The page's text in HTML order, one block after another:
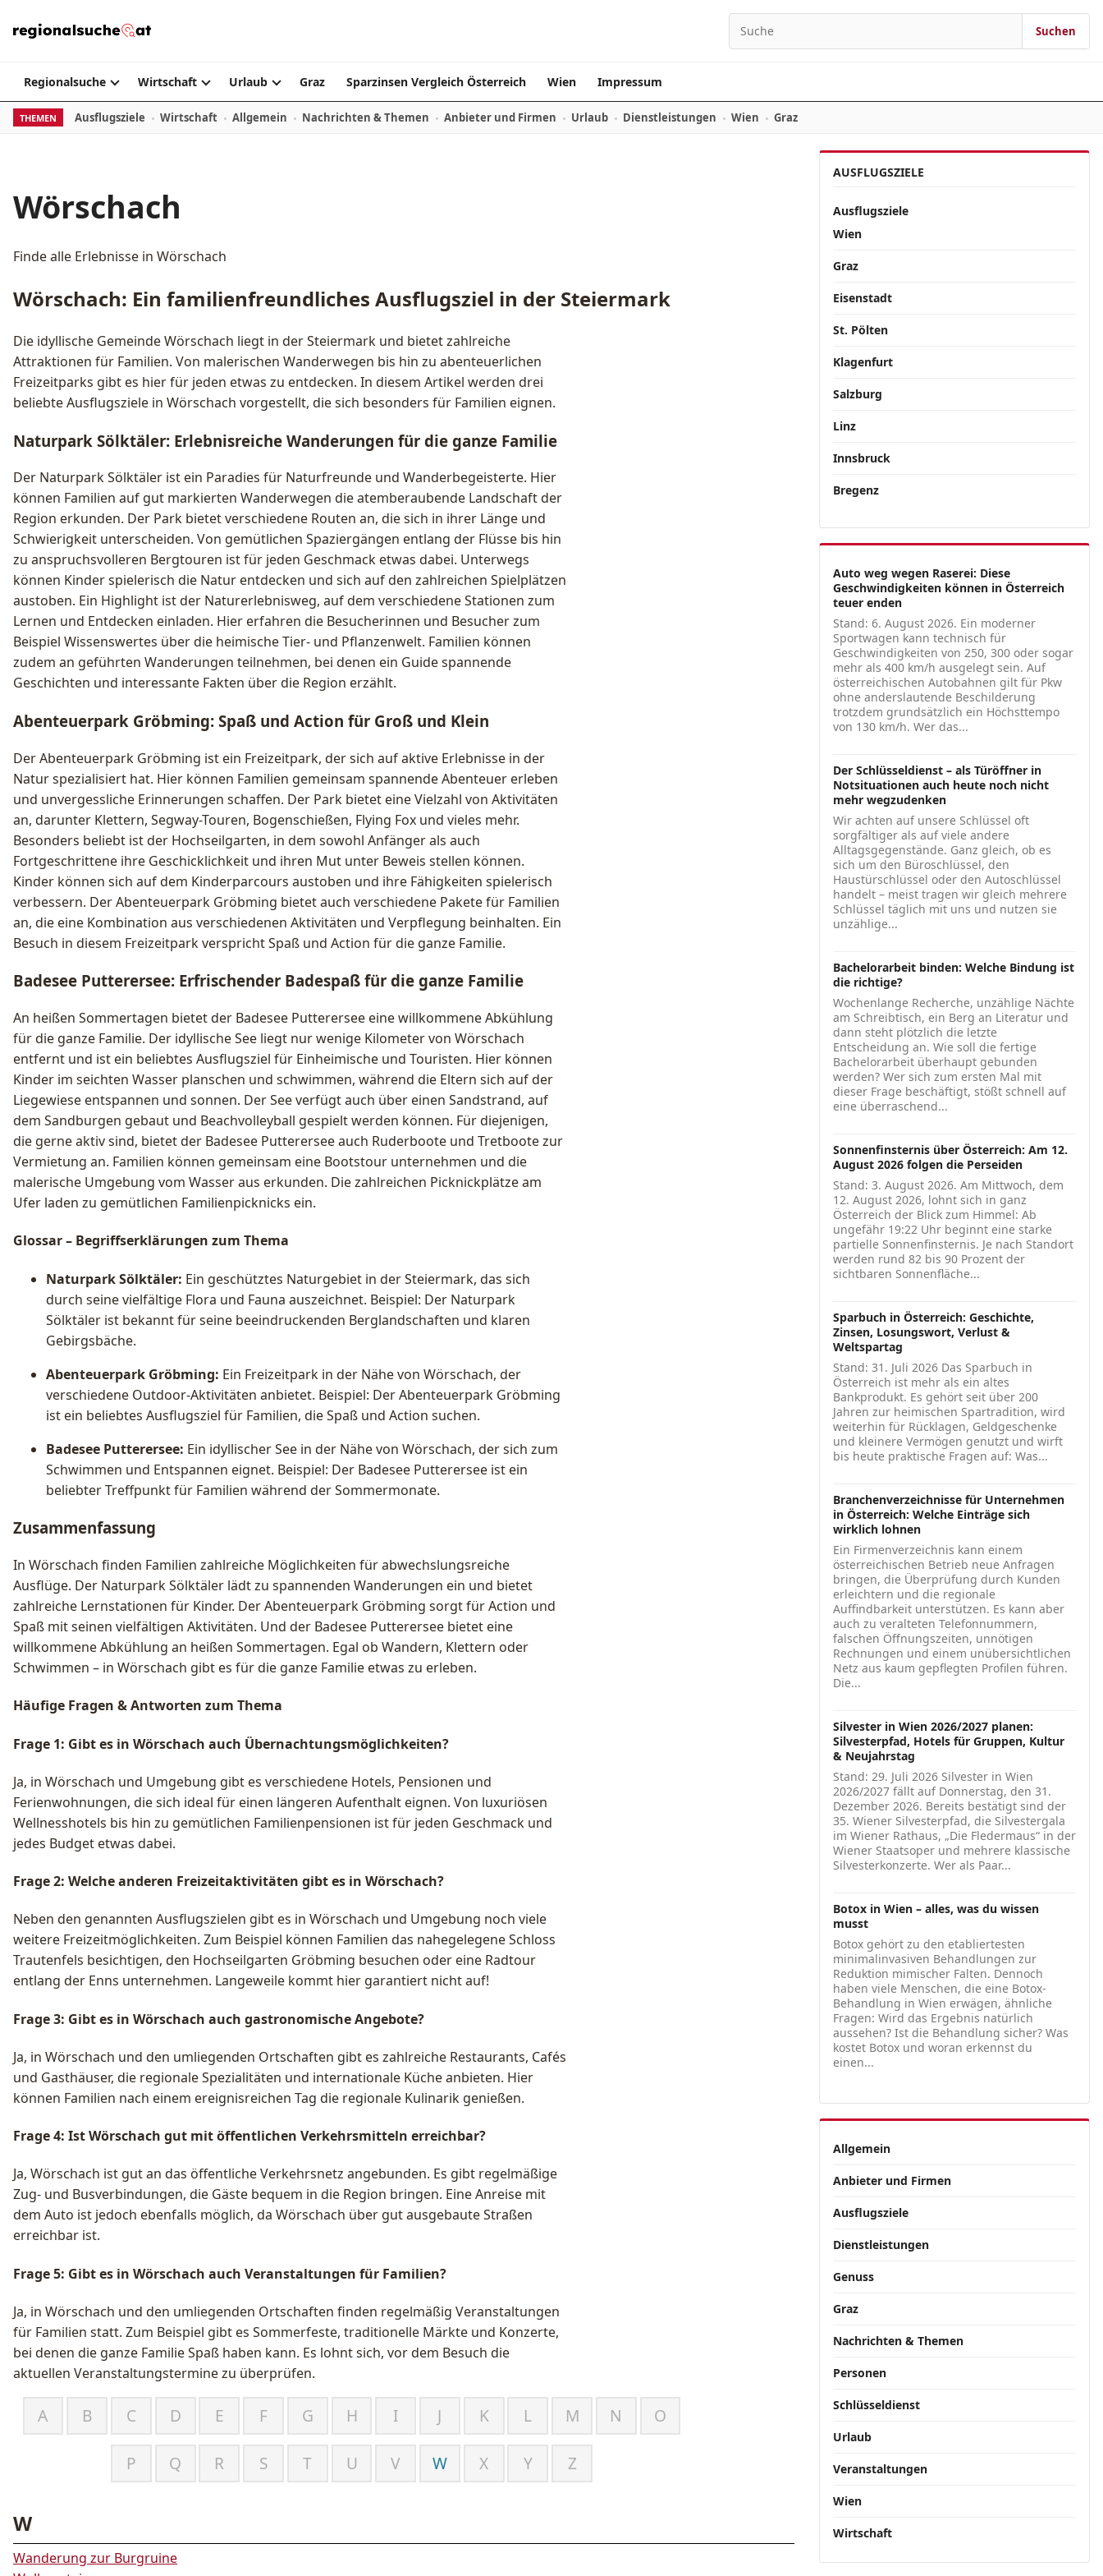
Suchen nach:
Suchen
Regionalsuche Wirtschaft Urlaub Graz Sparzinsen Vergleich Österreich Wien Impressum
THEMEN Ausflugsziele Wirtschaft Allgemein Nachrichten & Themen Anbieter und Firmen Urlaub Dienstleistungen Wien Graz
Wörschach
Finde alle Erlebnisse in Wörschach
Wörschach: Ein familienfreundliches Ausflugsziel in der Steiermark
Die idyllische Gemeinde Wörschach liegt in der Steiermark und bietet zahlreiche
Attraktionen für Familien. Von malerischen Wanderwegen bis hin zu abenteuerlichen
Freizeitparks gibt es hier für jeden etwas zu entdecken. In diesem Artikel werden drei
beliebte Ausflugsziele in Wörschach vorgestellt, die sich besonders für Familien eignen.
Naturpark Sölktäler: Erlebnisreiche Wanderungen für die ganze Familie
Der Naturpark Sölktäler ist ein Paradies für Naturfreunde und Wanderbegeisterte. Hier
können Familien auf gut markierten Wanderwegen die atemberaubende Landschaft der
Region erkunden. Der Park bietet verschiedene Routen an, die sich in ihrer Länge und
Schwierigkeit unterscheiden. Von gemütlichen Spaziergängen entlang der Flüsse bis hin
zu anspruchsvolleren Bergtouren ist für jeden Geschmack etwas dabei. Unterwegs
können Kinder spielerisch die Natur entdecken und sich auf den zahlreichen Spielplätzen
austoben. Ein Highlight ist der Naturerlebnisweg, auf dem verschiedene Stationen zum
Lernen und Entdecken einladen. Hier erfahren die Besucherinnen und Besucher zum
Beispiel Wissenswertes über die heimische Tier- und Pflanzenwelt. Familien können
zudem an geführten Wanderungen teilnehmen, bei denen ein Guide spannende
Geschichten und interessante Fakten über die Region erzählt.
Abenteuerpark Gröbming: Spaß und Action für Groß und Klein
Der Abenteuerpark Gröbming ist ein Freizeitpark, der sich auf aktive Erlebnisse in der
Natur spezialisiert hat. Hier können Familien gemeinsam spannende Abenteuer erleben
und unvergessliche Erinnerungen schaffen. Der Park bietet eine Vielzahl von Aktivitäten
an, darunter Klettern, Segway-Touren, Bogenschießen, Flying Fox und vieles mehr.
Besonders beliebt ist der Hochseilgarten, in dem sowohl Anfänger als auch
Fortgeschrittene ihre Geschicklichkeit und ihren Mut unter Beweis stellen können.
Kinder können sich auf dem Kinderparcours austoben und ihre Fähigkeiten spielerisch
verbessern. Der Abenteuerpark Gröbming bietet auch verschiedene Pakete für Familien
an, die eine Kombination aus verschiedenen Aktivitäten und Verpflegung beinhalten. Ein
Besuch in diesem Freizeitpark verspricht Spaß und Action für die ganze Familie.
Badesee Putterersee: Erfrischender Badespaß für die ganze Familie
An heißen Sommertagen bietet der Badesee Putterersee eine willkommene Abkühlung
für die ganze Familie. Der idyllische See liegt nur wenige Kilometer von Wörschach
entfernt und ist ein beliebtes Ausflugsziel für Einheimische und Touristen. Hier können
Kinder im seichten Wasser planschen und schwimmen, während die Eltern sich auf der
Liegewiese entspannen und sonnen. Der See verfügt auch über einen Sandstrand, auf
dem Sandburgen gebaut und Beachvolleyball gespielt werden können. Für diejenigen,
die gerne aktiv sind, bietet der Badesee Putterersee auch Ruderboote und Tretboote zur
Vermietung an. Familien können gemeinsam eine Bootstour unternehmen und die
malerische Umgebung vom Wasser aus erkunden. Die zahlreichen Picknickplätze am
Ufer laden zu gemütlichen Familienpicknicks ein.
Glossar – Begriffserklärungen zum Thema
Naturpark Sölktäler: Ein geschütztes Naturgebiet in der Steiermark, das sich
durch seine vielfältige Flora und Fauna auszeichnet. Beispiel: Der Naturpark
Sölktäler ist bekannt für seine beeindruckenden Berglandschaften und klaren
Gebirgsbäche.
Abenteuerpark Gröbming: Ein Freizeitpark in der Nähe von Wörschach, der
verschiedene Outdoor-Aktivitäten anbietet. Beispiel: Der Abenteuerpark Gröbming
ist ein beliebtes Ausflugsziel für Familien, die Spaß und Action suchen.
Badesee Putterersee: Ein idyllischer See in der Nähe von Wörschach, der sich zum
Schwimmen und Entspannen eignet. Beispiel: Der Badesee Putterersee ist ein
beliebter Treffpunkt für Familien während der Sommermonate.
Zusammenfassung
In Wörschach finden Familien zahlreiche Möglichkeiten für abwechslungsreiche
Ausflüge. Der Naturpark Sölktäler lädt zu spannenden Wanderungen ein und bietet
zahlreiche Lernstationen für Kinder. Der Abenteuerpark Gröbming sorgt für Action und
Spaß mit seinen vielfältigen Aktivitäten. Und der Badesee Putterersee bietet eine
willkommene Abkühlung an heißen Sommertagen. Egal ob Wandern, Klettern oder
Schwimmen – in Wörschach gibt es für die ganze Familie etwas zu erleben.
Häufige Fragen & Antworten zum Thema
Frage 1: Gibt es in Wörschach auch Übernachtungsmöglichkeiten?
Ja, in Wörschach und Umgebung gibt es verschiedene Hotels, Pensionen und
Ferienwohnungen, die sich ideal für einen längeren Aufenthalt eignen. Von luxuriösen
Wellnesshotels bis hin zu gemütlichen Familienpensionen ist für jeden Geschmack und
jedes Budget etwas dabei.
Frage 2: Welche anderen Freizeitaktivitäten gibt es in Wörschach?
Neben den genannten Ausflugszielen gibt es in Wörschach und Umgebung noch viele
weitere Freizeitmöglichkeiten. Zum Beispiel können Familien das nahegelegene Schloss
Trautenfels besichtigen, den Hochseilgarten Gröbming besuchen oder eine Radtour
entlang der Enns unternehmen. Langeweile kommt hier garantiert nicht auf!
Frage 3: Gibt es in Wörschach auch gastronomische Angebote?
Ja, in Wörschach und den umliegenden Ortschaften gibt es zahlreiche Restaurants, Cafés
und Gasthäuser, die regionale Spezialitäten und internationale Küche anbieten. Hier
können Familien nach einem ereignisreichen Tag die regionale Kulinarik genießen.
Frage 4: Ist Wörschach gut mit öffentlichen Verkehrsmitteln erreichbar?
Ja, Wörschach ist gut an das öffentliche Verkehrsnetz angebunden. Es gibt regelmäßige
Zug- und Busverbindungen, die Gäste bequem in die Region bringen. Eine Anreise mit
dem Auto ist jedoch ebenfalls möglich, da Wörschach über gut ausgebaute Straßen
erreichbar ist.
Frage 5: Gibt es in Wörschach auch Veranstaltungen für Familien?
Ja, in Wörschach und den umliegenden Ortschaften finden regelmäßig Veranstaltungen
für Familien statt. Zum Beispiel gibt es Sommerfeste, traditionelle Märkte und Konzerte,
bei denen die ganze Familie Spaß haben kann. Es lohnt sich, vor dem Besuch die
aktuellen Veranstaltungstermine zu überprüfen.
A B C D E F G H I J K L M N O
P Q R S T U V W X Y Z
W
Wanderung zur Burgruine
AUSFLUGSZIELE
Ausflugsziele
Wien
Graz
Eisenstadt
St. Pölten
Klagenfurt
Salzburg
Linz
Innsbruck
Bregenz
Auto weg wegen Raserei: Diese
Geschwindigkeiten können in Österreich
teuer enden
Stand: 6. August 2026. Ein moderner
Sportwagen kann technisch für
Geschwindigkeiten von 250, 300 oder sogar
mehr als 400 km/h ausgelegt sein. Auf
österreichischen Autobahnen gilt für Pkw
ohne anderslautende Beschilderung
trotzdem grundsätzlich ein Höchsttempo
von 130 km/h. Wer das...
Der Schlüsseldienst – als Türöffner in
Notsituationen auch heute noch nicht
mehr wegzudenken
Wir achten auf unsere Schlüssel oft
sorgfältiger als auf viele andere
Alltagsgegenstände. Ganz gleich, ob es
sich um den Büroschlüssel, den
Haustürschlüssel oder den Autoschlüssel
handelt – meist tragen wir gleich mehrere
Schlüssel täglich mit uns und nutzen sie
unzählige...
Bachelorarbeit binden: Welche Bindung ist
die richtige?
Wochenlange Recherche, unzählige Nächte
am Schreibtisch, ein Berg an Literatur und
dann steht plötzlich die letzte
Entscheidung an. Wie soll die fertige
Bachelorarbeit überhaupt gebunden
werden? Wer sich zum ersten Mal mit
dieser Frage beschäftigt, stößt schnell auf
eine überraschend...
Sonnenfinsternis über Österreich: Am 12.
August 2026 folgen die Perseiden
Stand: 3. August 2026. Am Mittwoch, dem
12. August 2026, lohnt sich in ganz
Österreich der Blick zum Himmel: Ab
ungefähr 19:22 Uhr beginnt eine starke
partielle Sonnenfinsternis. Je nach Standort
werden rund 82 bis 90 Prozent der
sichtbaren Sonnenfläche...
Sparbuch in Österreich: Geschichte,
Zinsen, Losungswort, Verlust &
Weltspartag
Stand: 31. Juli 2026 Das Sparbuch in
Österreich ist mehr als ein altes
Bankprodukt. Es gehört seit über 200
Jahren zur heimischen Spartradition, wird
weiterhin für Rücklagen, Geldgeschenke
und kleinere Vermögen genutzt und wirft
bis heute praktische Fragen auf: Was...
Branchenverzeichnisse für Unternehmen
in Österreich: Welche Einträge sich
wirklich lohnen
Ein Firmenverzeichnis kann einem
österreichischen Betrieb neue Anfragen
bringen, die Überprüfung durch Kunden
erleichtern und die regionale
Auffindbarkeit unterstützen. Es kann aber
auch zu veralteten Telefonnummern,
falschen Öffnungszeiten, unnötigen
Rechnungen und einem unübersichtlichen
Netz aus kaum gepflegten Profilen führen.
Die...
Silvester in Wien 2026/2027 planen:
Silvesterpfad, Hotels für Gruppen, Kultur
& Neujahrstag
Stand: 29. Juli 2026 Silvester in Wien
2026/2027 fällt auf Donnerstag, den 31.
Dezember 2026. Bereits bestätigt sind der
35. Wiener Silvesterpfad, die Silvestergala
im Wiener Rathaus, „Die Fledermaus“ in der
Wiener Staatsoper und mehrere klassische
Silvesterkonzerte. Wer als Paar...
Botox in Wien – alles, was du wissen
musst
Botox gehört zu den etabliertesten
minimalinvasiven Behandlungen zur
Reduktion mimischer Falten. Dennoch
haben viele Menschen, die eine Botox-
Behandlung in Wien erwägen, ähnliche
Fragen: Wird das Ergebnis natürlich
aussehen? Ist die Behandlung sicher? Was
kostet Botox und woran erkennst du
einen...
Allgemein
Anbieter und Firmen
Ausflugsziele
Dienstleistungen
Genuss
Graz
Nachrichten & Themen
Personen
Schlüsseldienst
Urlaub
Veranstaltungen
Wien
Wirtschaft